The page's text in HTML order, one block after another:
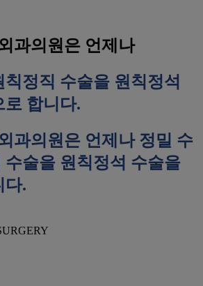
과의원은 언제나
정직 수술을 원칙 정석
로 합니다.
과의원은 언제나 정밀 수
수술을 원칙 정석 수술을
다.